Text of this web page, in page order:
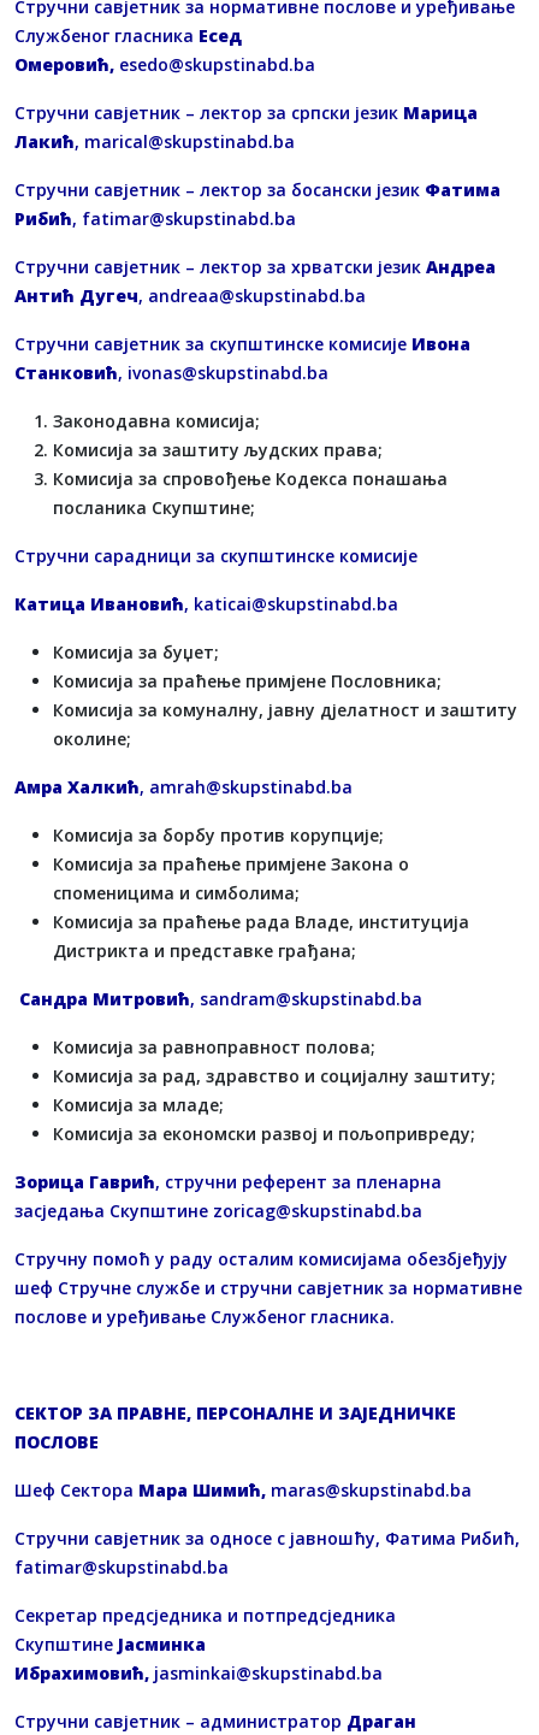
Стручни савјетник за нормативне послове и уређивање
Службеног гласника Есед
Омеровић, esedo@skupstinabd.ba
Стручни савјетник – лектор за српски језик Марица
Лакић, marical@skupstinabd.ba
Стручни савјетник – лектор за босански језик Фатима
Рибић, fatimar@skupstinabd.ba
Стручни савјетник – лектор за хрватски језик Андреа
Антић Дугеч, andreaa@skupstinabd.ba
Стручни савјетник за скупштинске комисије Ивона
Станковић, ivonas@skupstinabd.ba
Законодавна комисија;
Комисија за заштиту људских права;
Комисија за спровођење Кодекса понашања
посланика Скупштине;
Стручни сарадници за скупштинске комисије
Катица Ивановић, katicai@skupstinabd.ba
Комисија за буџет;
Комисија за праћење примјене Пословника;
Комисија за комуналну, јавну дјелатност и заштиту
околине;
Амра Халкић, amrah@skupstinabd.ba
Комисија за борбу против корупције;
Комисија за праћење примјене Закона о
споменицима и симболима;
Комисија за праћење рада Владе, институција
Дистрикта и представке грађана;
Сандра Митровић, sandram@skupstinabd.ba
Комисија за равноправност полова;
Комисија за рад, здравство и социјалну заштиту;
Комисија за младе;
Комисија за економски развој и пољопривреду;
Зорица Гаврић, стручни референт за пленарна
засједања Скупштине zoricag@skupstinabd.ba
Стручну помоћ у раду осталим комисијама обезбјеђују
шеф Стручне службе и стручни савјетник за нормативне
послове и уређивање Службеног гласника.
СЕКТОР ЗА ПРАВНЕ, ПЕРСОНАЛНЕ И ЗАЈЕДНИЧКЕ
ПОСЛОВЕ
Шеф Сектора Мара Шимић, maras@skupstinabd.ba
Стручни савјетник за односе с јавношћу, Фатима Рибић,
fatimar@skupstinabd.ba
Секретар предсједника и потпредсједника
Скупштине Јасминка
Ибрахимовић, jasminkai@skupstinabd.ba
Стручни савјетник – администратор Драган